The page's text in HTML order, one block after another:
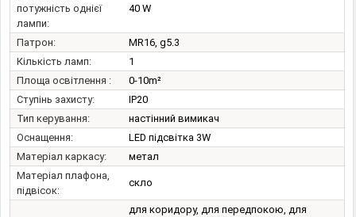
потужність однієї
лампи:
40 W
Патрон:
MR16, g5.3
Кількість ламп:
1
Площа освітлення :
0-10m²
Ступінь захисту:
IP20
Тип керування:
настінний вимикач
Оснащення:
LED підсвітка 3W
Матеріал каркасу:
метал
Матеріал плафона,
підвісок:
скло
для коридору, для передпокою, для